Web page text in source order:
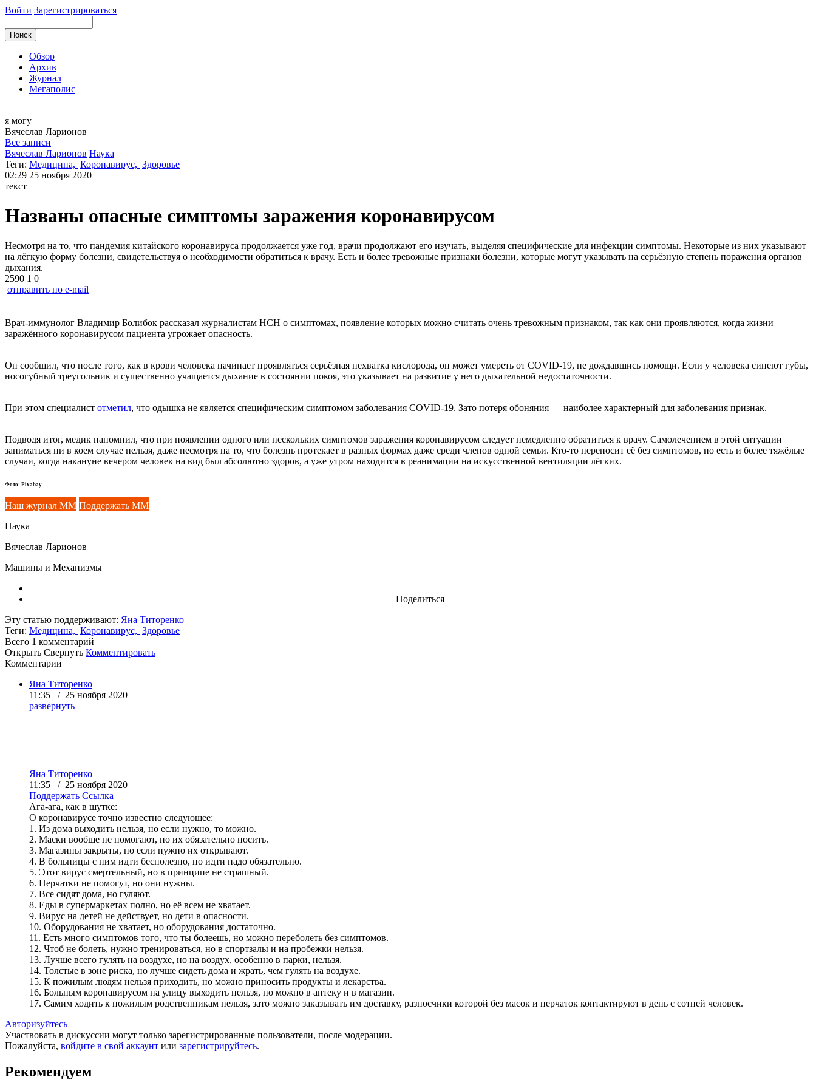
Войти Зарегистрироваться
Обзор
Архив
Журнал
Мегаполис
я могу
Вячеслав Ларионов
Все записи
Вячеслав Ларионов Наука
Теги: Медицина, Коронавирус, Здоровье
02:29 25 ноября 2020
текст
Названы опасные симптомы заражения коронавирусом
Несмотря на то, что пандемия китайского коронавируса продолжается уже год, врачи продолжают его изучать, выделяя специфические для инфекции симптомы. Некоторые из них указывают
на лёгкую форму болезни, свидетельствуя о необходимости обратиться к врачу. Есть и более тревожные признаки болезни, которые могут указывать на серьёзную степень поражения органов
дыхания.
2590 1 0
отправить по e-mail
Врач-иммунолог Владимир Болибок рассказал журналистам НСН о симптомах, появление которых можно считать очень тревожным признаком, так как они проявляются, когда жизни
заражённого коронавирусом пациента угрожает опасность.
Он сообщил, что после того, как в крови человека начинает проявляться серьёзная нехватка кислорода, он может умереть от COVID-19, не дождавшись помощи. Если у человека синеют губы,
носогубный треугольник и существенно учащается дыхание в состоянии покоя, это указывает на развитие у него дыхательной недостаточности.
При этом специалист отметил, что одышка не является специфическим симптомом заболевания COVID-19. Зато потеря обоняния — наиболее характерный для заболевания признак.
Подводя итог, медик напомнил, что при появлении одного или нескольких симптомов заражения коронавирусом следует немедленно обратиться к врачу. Самолечением в этой ситуации
заниматься ни в коем случае нельзя, даже несмотря на то, что болезнь протекает в разных формах даже среди членов одной семьи. Кто-то переносит её без симптомов, но есть и более тяжёлые
случаи, когда накануне вечером человек на вид был абсолютно здоров, а уже утром находится в реанимации на искусственной вентиляции лёгких.
Фото: Pixabay
Наш журнал ММ Поддержать ММ
Наука
Вячеслав Ларионов
Машины и Механизмы
Поделиться
Эту статью поддерживают: Яна Титоренко
Теги: Медицина, Коронавирус, Здоровье
Всего 1 комментарий
Открыть Свернуть Комментировать
Комментарии
Яна Титоренко
11:35 / 25 ноября 2020
развернуть
Яна Титоренко
11:35 / 25 ноября 2020
Поддержать Ссылка
Ага-ага, как в шутке:
О коронавирусе точно известно следующее:
1. Из дома выходить нельзя, но если нужно, то можно.
2. Маски вообще не помогают, но их обязательно носить.
3. Магазины закрыты, но если нужно их открывают.
4. В больницы с ним идти бесполезно, но идти надо обязательно.
5. Этот вирус смертельный, но в принципе не страшный.
6. Перчатки не помогут, но они нужны.
7. Все сидят дома, но гуляют.
8. Еды в супермаркетах полно, но её всем не хватает.
9. Вирус на детей не действует, но дети в опасности.
10. Оборудования не хватает, но оборудования достаточно.
11. Есть много симптомов того, что ты болеешь, но можно переболеть без симптомов.
12. Чтоб не болеть, нужно тренироваться, но в спортзалы и на пробежки нельзя.
13. Лучше всего гулять на воздухе, но на воздух, особенно в парки, нельзя.
14. Толстые в зоне риска, но лучше сидеть дома и жрать, чем гулять на воздухе.
15. К пожилым людям нельзя приходить, но можно приносить продукты и лекарства.
16. Больным коронавирусом на улицу выходить нельзя, но можно в аптеку и в магазин.
17. Самим ходить к пожилым родственникам нельзя, зато можно заказывать им доставку, разносчики которой без масок и перчаток контактируют в день с сотней человек.
Авторизуйтесь
Участвовать в дискуссии могут только зарегистрированные пользователи, после модерации.
Пожалуйста, войдите в свой аккаунт или зарегистрируйтесь.
Рекомендуем